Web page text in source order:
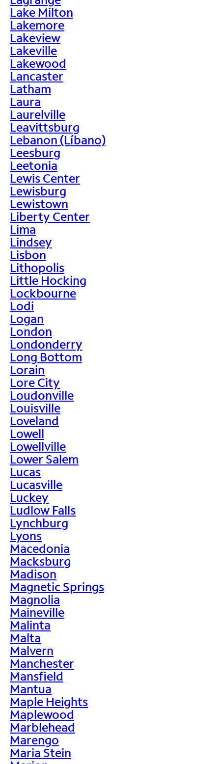
Lake Milton
Lakemore
Lakeview
Lakeville
Lakewood
Lancaster
Latham
Laura
Laurelville
Leavittsburg
Lebanon (Líbano)
Leesburg
Leetonia
Lewis Center
Lewisburg
Lewistown
Liberty Center
Lima
Lindsey
Lisbon
Lithopolis
Little Hocking
Lockbourne
Lodi
Logan
London
Londonderry
Long Bottom
Lorain
Lore City
Loudonville
Louisville
Loveland
Lowell
Lowellville
Lower Salem
Lucas
Lucasville
Luckey
Ludlow Falls
Lynchburg
Lyons
Macedonia
Macksburg
Madison
Magnetic Springs
Magnolia
Maineville
Malinta
Malta
Malvern
Manchester
Mansfield
Mantua
Maple Heights
Maplewood
Marblehead
Marengo
Maria Stein